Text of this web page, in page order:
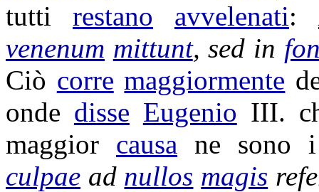
tutti restano avvelenati:
venenum mittunt, sed in
Ciò corre maggiormente
onde disse Eugenio III.
maggior causa ne
culpae ad nullos magis